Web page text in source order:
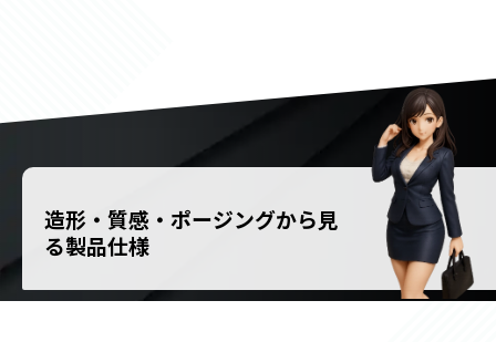
造形・質感・ポージングから見
る製品仕様